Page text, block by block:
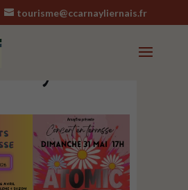
tourisme@ccarnayliernais.fr
Arnay
le-Duc